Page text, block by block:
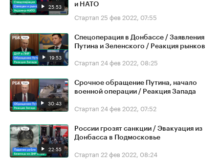
25:53
и НАТО
Стартап 25 фев 2022, 07:55
19:53
Спецоперация в Донбассе / Заявления
Путина и Зеленского / Реакция рынков
Стартап 24 фев 2022, 08:25
30:43
Срочное обращение Путина, начало
военной операции / Реакция Запада
Стартап 24 фев 2022, 07:52
22:55
России грозят санкции / Эвакуация из
Донбасса в Подмосковье
Стартап 22 фев 2022, 08:24